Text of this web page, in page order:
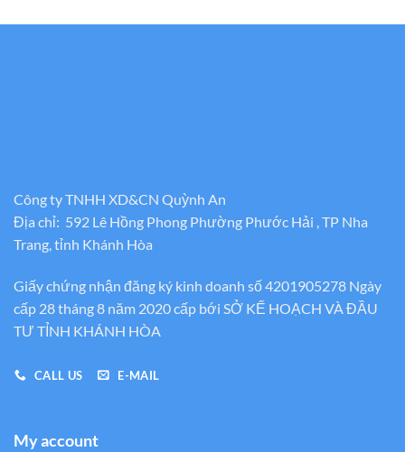
Công ty TNHH XD&CN Quỳnh An
Địa chỉ: 592 Lê Hồng Phong Phường Phước Hải , TP Nha
Trang, tỉnh Khánh Hòa
Giấy chứng nhận đăng ký kinh doanh số 4201905278 Ngày
cấp 28 tháng 8 năm 2020 cấp bới SỞ KẾ HOẠCH VÀ ĐẦU
TƯ TỈNH KHÁNH HÒA
CALL US E-MAIL
My account